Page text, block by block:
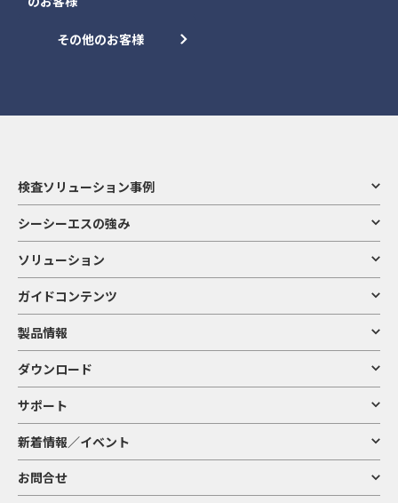
その他のお客様
検査ソリューション事例
シーシーエスの強み
ソリューション
ガイドコンテンツ
製品情報
ダウンロード
サポート
新着情報／イベント
お問合せ